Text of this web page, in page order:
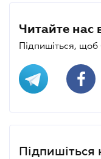
Читайте нас
Підпишіться, щоб
Підпишіться